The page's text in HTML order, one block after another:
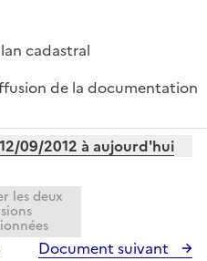
cadastral
de la documentation
09/2012 à aujourd'hui
les deux
Document suivant